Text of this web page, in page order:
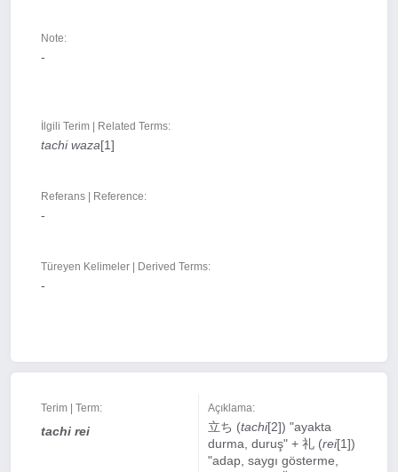
Note:
-
İlgili Terim | Related Terms:
tachi waza[1]
Referans | Reference:
-
Türeyen Kelimeler | Derived Terms:
-
Terim | Term:
tachi rei
Açıklama:
立ち (tachi[2]) "ayakta
durma, duruş" + 礼 (rei[1])
"adap, saygı gösterme,